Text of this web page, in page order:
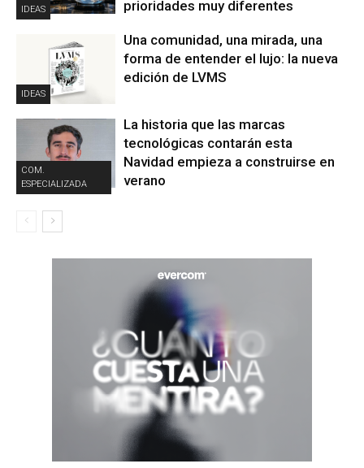
IDEAS prioridades muy diferentes
IDEAS
Una comunidad, una mirada, una
forma de entender el lujo: la nueva
edición de LVMS
COM.
ESPECIALIZADA
La historia que las marcas
tecnológicas contarán esta
Navidad empieza a construirse en
verano